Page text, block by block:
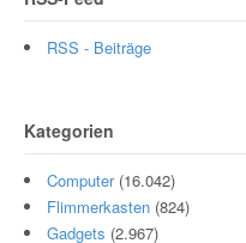
RSS - Beiträge
Kategorien
Computer(16.042)
Flimmerkasten (824)
Gadgets (2.967)